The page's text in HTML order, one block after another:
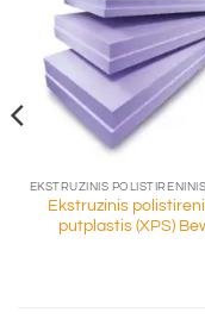
Ekstruzinis
putplastis (XPS)